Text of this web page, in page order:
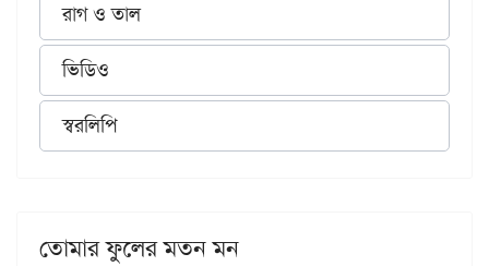
রাগ ও তাল
ভিডিও
স্বরলিপি
তোমার ফুলের মতন মন